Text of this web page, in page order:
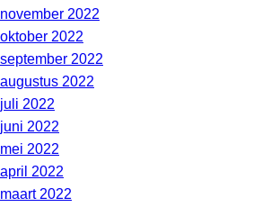
november 2022
oktober 2022
september 2022
augustus 2022
juli 2022
juni 2022
mei 2022
april 2022
maart 2022